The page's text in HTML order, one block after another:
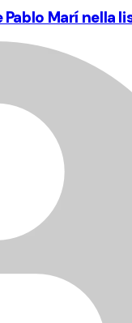
Marí nella